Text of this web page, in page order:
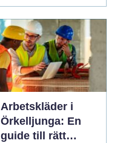
Arbetskläder i
Örkelljunga: En
guide till rätt